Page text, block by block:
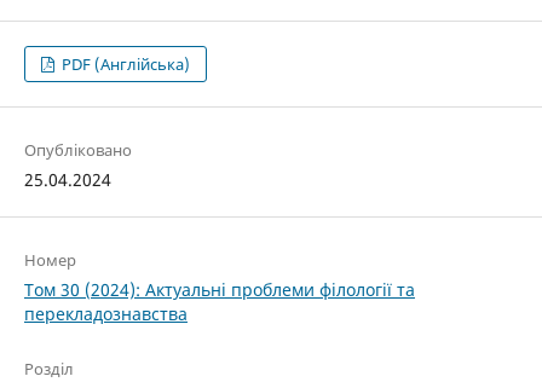
PDF (Англійська)
Опубліковано
25.04.2024
Номер
Том 30 (2024): Актуальні проблеми філології та
перекладознавства
Розділ